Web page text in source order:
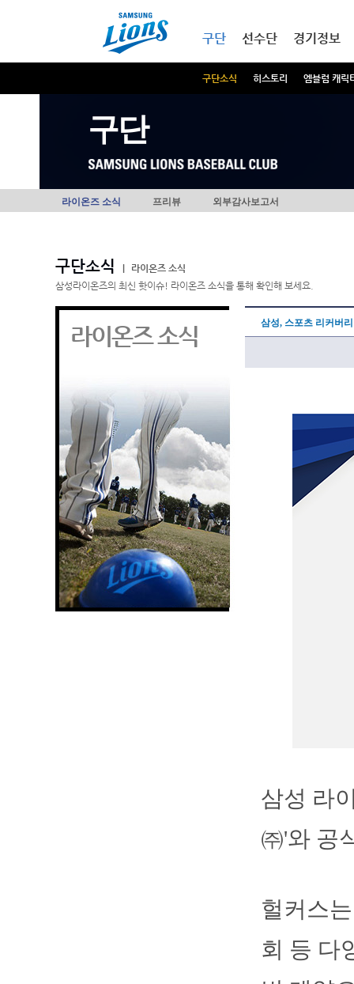
구단
구단소식 히스토리 엠블럼 캐릭
선수단 경기정보
구단
라이온즈 소식 프리뷰 외부감사보고서
구단소식
라이온즈 소식
삼성라이온즈의 최신 핫이슈! 라이온즈 소식을 통해 확인해 보세요.
라이온즈 소식 삼성, 스포츠 리커버
삼성 라
㈜'와 공
헐커스
회 등 다